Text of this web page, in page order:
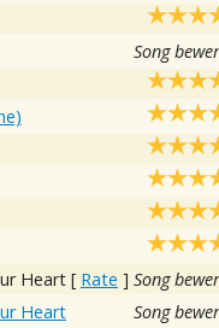
Song
Heart [ Rate ] Song
Heart Song